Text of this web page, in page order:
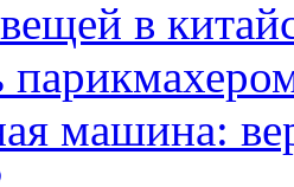
в
машина: